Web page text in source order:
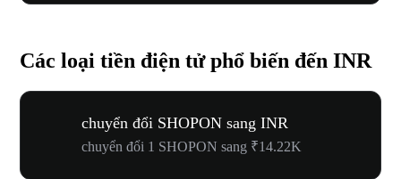
Các loại tiền điện tử phổ biến đến INR
chuyển đổi SHOPON sang INR
chuyển đổi 1 SHOPON sang ₹14.22K